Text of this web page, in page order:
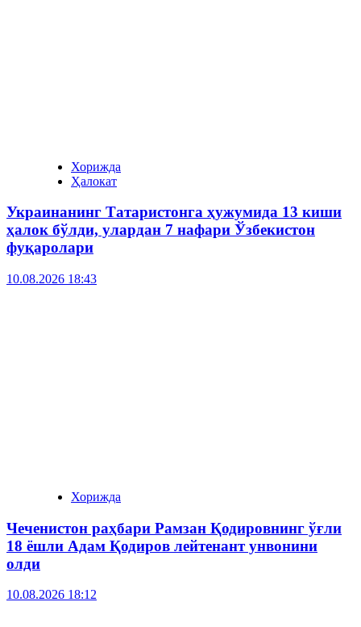
Хорижда
Ҳалокат
Украинанинг Татаристонга ҳужумида 13 киши
ҳалок бўлди, улардан 7 нафари Ўзбекистон
фуқаролари
10.08.2026 18:43
Хорижда
Чеченистон раҳбари Рамзан Қодировнинг ўғли
18 ёшли Адам Қодиров лейтенант унвонини
олди
10.08.2026 18:12